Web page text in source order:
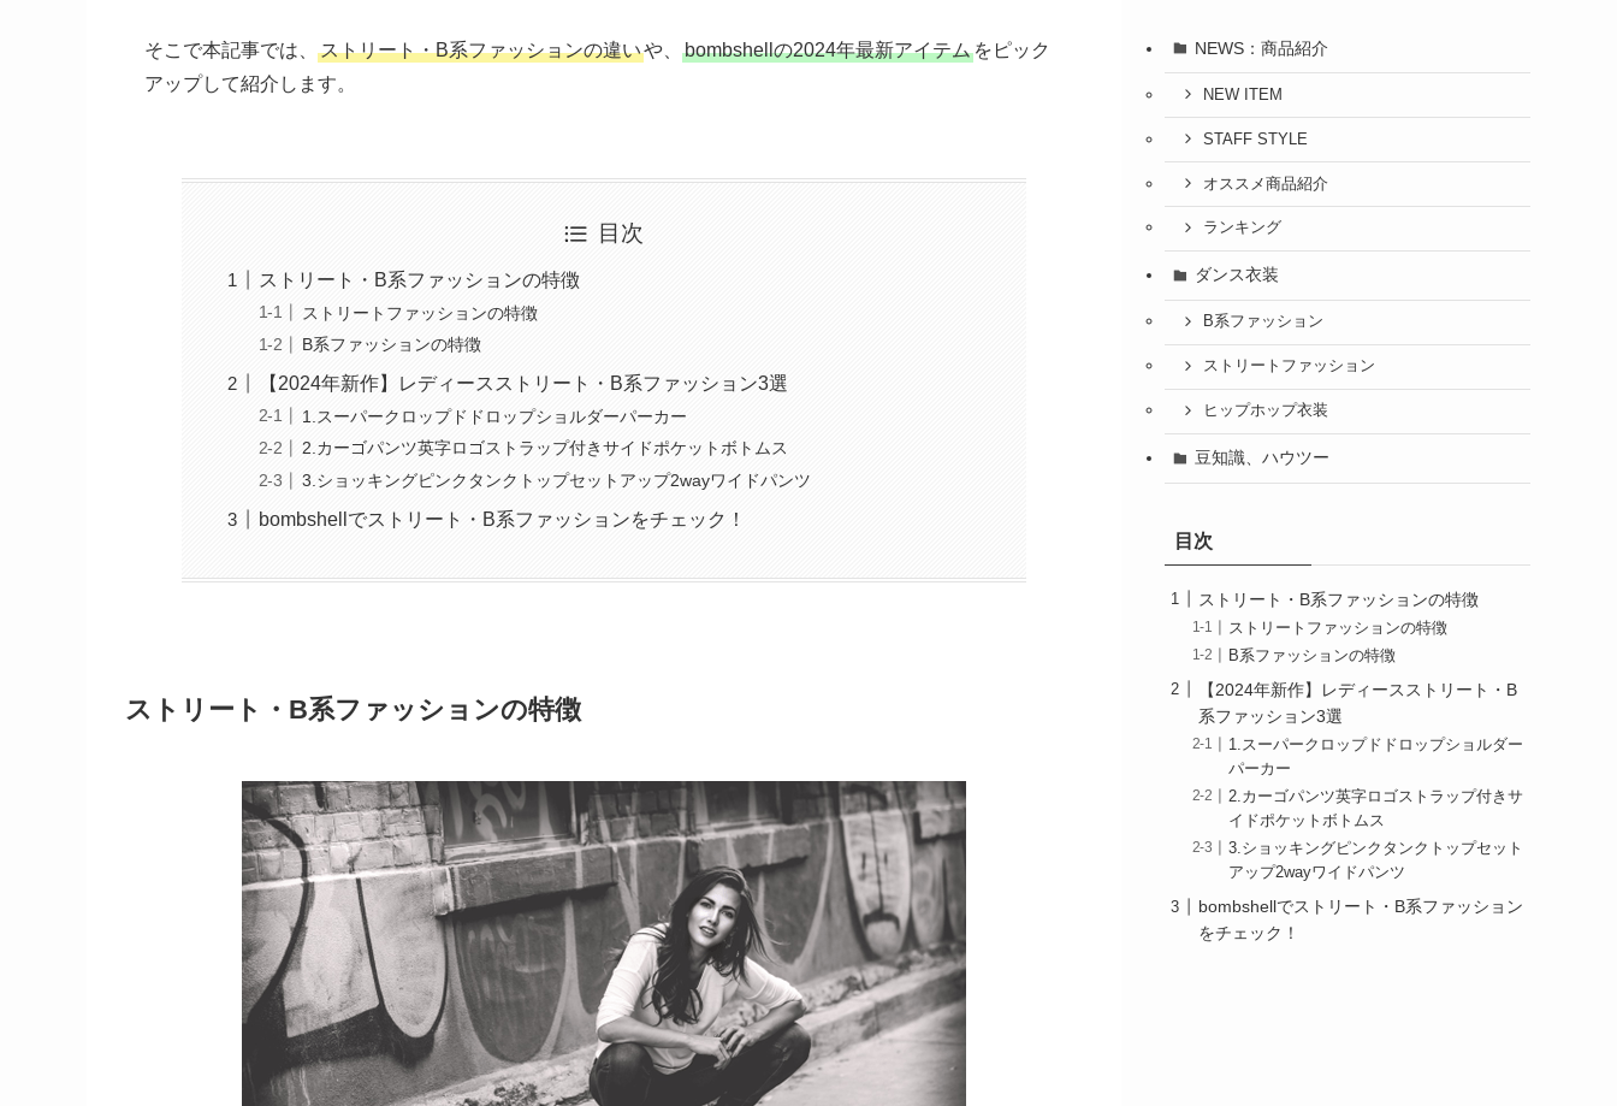
そこで本記事では、 ストリート・B系ファッションの違いや、 bombshellの2024年最新アイテム をピック
アップして紹介します。
目次
ストリート・B系ファッションの特徴
ストリートファッションの特徴
B系ファッションの特徴
【2024年新作】レディースストリート・B系ファッション3選
1.スーパークロップドドロップショルダーパーカー
2.カーゴパンツ英字ロゴストラップ付きサイドポケットボトムス
3.ショッキングピンクタンクトップセットアップ2wayワイドパンツ
bombshellでストリート・B系ファッションをチェック！
ストリート・B系ファッションの特徴
NEWS：商品紹介
NEW ITEM
STAFF STYLE
オススメ商品紹介
ランキング
ダンス衣装
B系ファッション
ストリートファッション
ヒップホップ衣装
豆知識、ハウツー
目次
ストリート・B系ファッションの特徴
ストリートファッションの特徴
B系ファッションの特徴
【2024年新作】レディースストリート・B
系ファッション3選
1.スーパークロップドドロップショルダー
パーカー
2.カーゴパンツ英字ロゴストラップ付きサ
イドポケットボトムス
3.ショッキングピンクタンクトップセット
アップ2wayワイドパンツ
bombshellでストリート・B系ファッション
をチェック！